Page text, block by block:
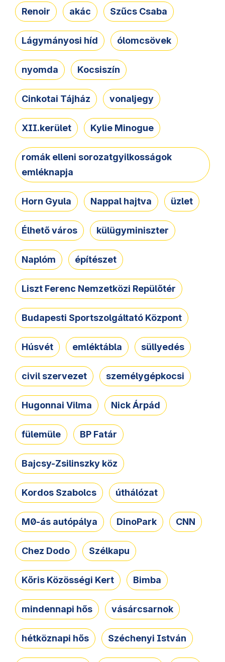
Renoir akác Szűcs Csaba
Lágymányosi híd ólomcsövek
nyomda Kocsiszín
Cinkotai Tájház vonaljegy
XII.kerület Kylie Minogue
romák elleni sorozatgyilkosságok
emléknapja
Horn Gyula Nappal hajtva üzlet
Élhető város külügyminiszter
Naplóm építészet
Liszt Ferenc Nemzetközi Repülőtér
Budapesti Sportszolgáltató Központ
Húsvét emléktábla süllyedés
civil szervezet személygépkocsi
Hugonnai Vilma Nick Árpád
fülemüle BP Fatár
Bajcsy-Zsilinszky köz
Kordos Szabolcs úthálózat
M0-ás autópálya DinoPark CNN
Chez Dodo Szélkapu
Kőris Közösségi Kert Bimba
mindennapi hős vásárcsarnok
hétköznapi hős Széchenyi István